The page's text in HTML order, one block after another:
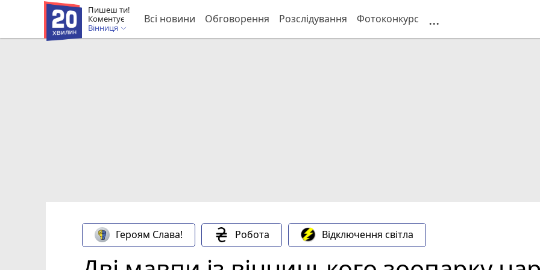
Пишеш ти!
Коментує
Вінниця
Всі новини Обговорення Розслідування Фотоконкурс ...
Героям Слава! Робота Відключення світла